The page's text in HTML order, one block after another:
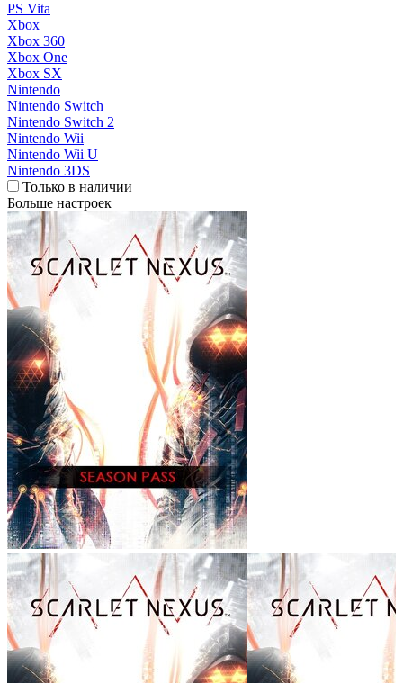
PS Vita
Xbox
Xbox 360
Xbox One
Xbox SX
Nintendo
Nintendo Switch
Nintendo Switch 2
Nintendo Wii
Nintendo Wii U
Nintendo 3DS
Только в наличии
Больше настроек